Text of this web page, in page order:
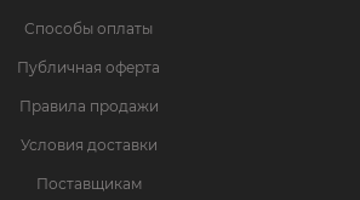
Способы оплаты
Публичная оферта
Правила продажи
Условия доставки
Поставщикам